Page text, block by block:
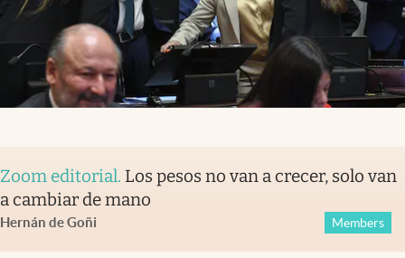
Zoom editorial. Los pesos no van a crecer, solo van
a cambiar de mano
Hernán de Goñi Members